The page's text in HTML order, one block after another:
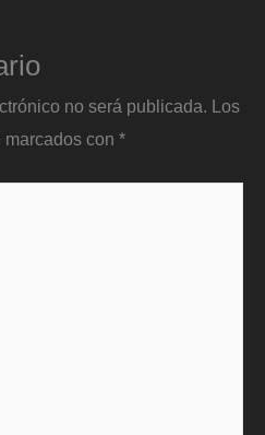
no será publicada. Los
con *